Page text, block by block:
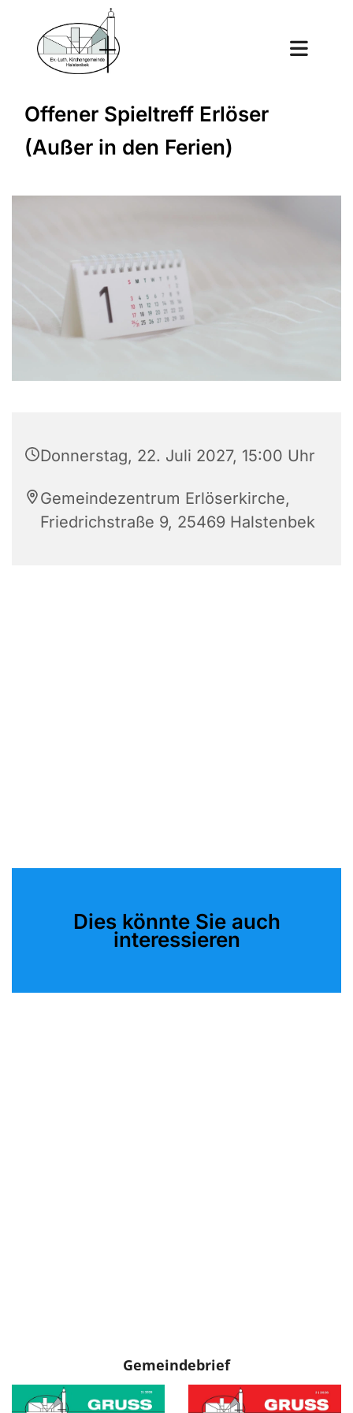
Offener Spieltreff Erlöser
(Außer in den Ferien)
Donnerstag, 22. Juli 2027, 15:00 Uhr
Gemeindezentrum Erlöserkirche,
Friedrichstraße 9, 25469 Halstenbek
Dies könnte Sie auch
interessieren
Gemeindebrief